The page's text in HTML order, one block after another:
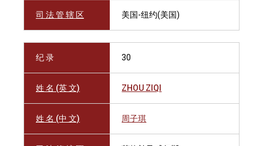
司 法 管 辖 区 美国-纽约(美国)
纪 录 30
姓 名 (英 文) ZHOU ZIQI
姓 名 (中 文) 周子琪